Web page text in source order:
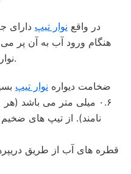
در واقع نوار تیپ دارای
هنگام ورود آب به آن پر می
نوار تیپ به صورت مسطح در می آید.
ضخامت دیواره نوار تیپ
نامند). از تیپ های
قطره های آب از طریق